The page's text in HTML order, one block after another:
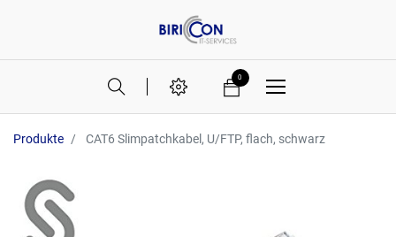
0
Produkte CAT6 Slimpatchkabel, U/FTP, flach, schwarz